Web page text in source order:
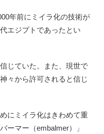
年前にミイラ化の技術が
エジプトであったとい
じていた。また、現世で
々から許可されると信じ
にミイラ化はきわめて重
ーマー（embalmer）」